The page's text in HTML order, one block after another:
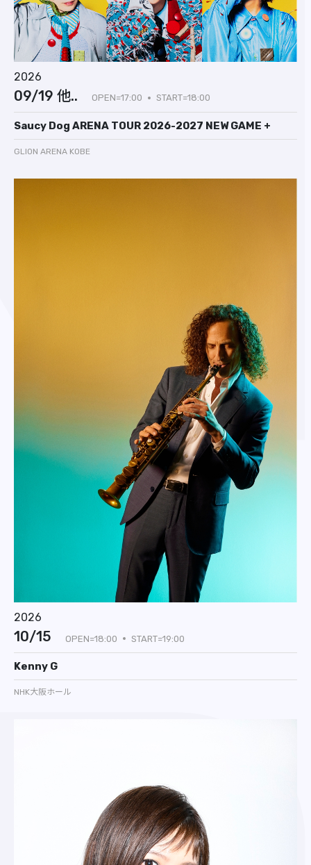
2026
09/19 他.. OPEN=17:00 START=18:00
Saucy Dog ARENA TOUR 2026-2027 NEW GAME +
GLION ARENA KOBE
2026
10/15 OPEN=18:00 START=19:00
Kenny G
NHK大阪ホール